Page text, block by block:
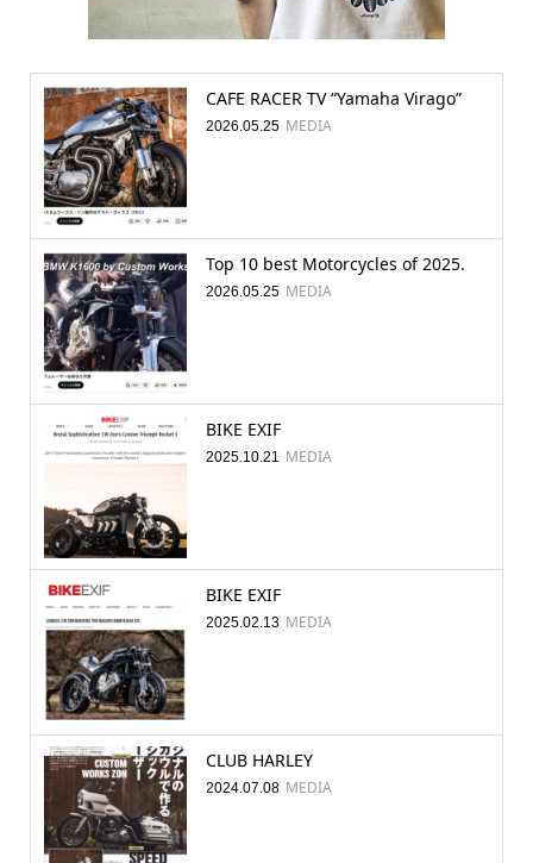
CAFE RACER TV “Yamaha Virago”
2026.05.25 MEDIA
Top 10 best Motorcycles of 2025.
2026.05.25 MEDIA
BIKE EXIF
2025.10.21 MEDIA
BIKE EXIF
2025.02.13 MEDIA
CLUB HARLEY
2024.07.08 MEDIA